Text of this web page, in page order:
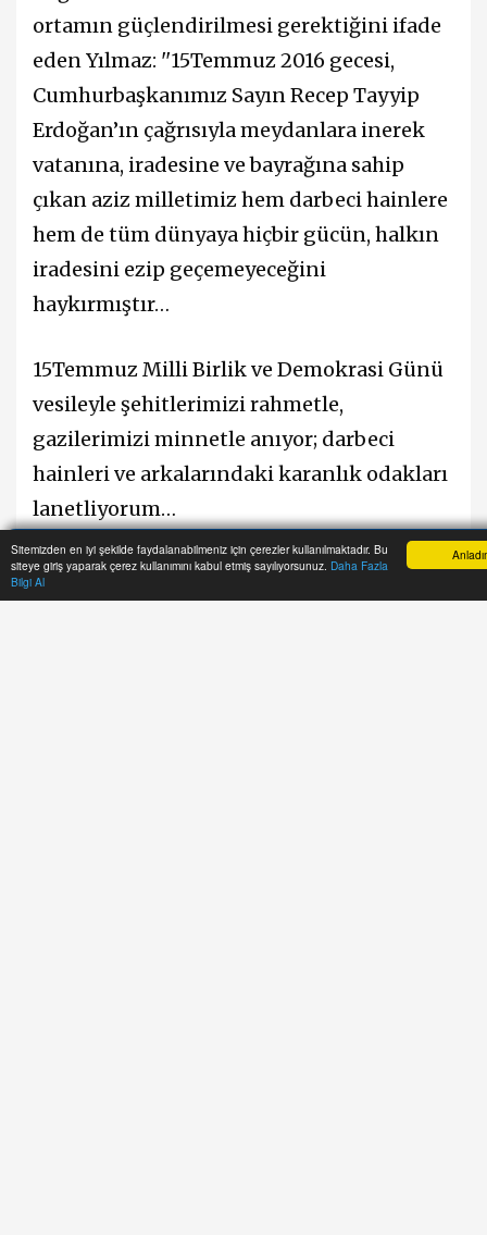
Sitemizden en iyi şekilde faydalanabilmeniz için çerezler kullanılmaktadır. Bu
siteye giriş yaparak çerez kullanımını kabul etmiş sayılıyorsunuz. Daha Fazla
Bilgi Al
ortamın güçlendirilmesi gerektiğini ifade
eden Yılmaz: ''15Temmuz 2016 gecesi,
Cumhurbaşkanımız Sayın Recep Tayyip
Erdoğan’ın çağrısıyla meydanlara inerek
vatanına, iradesine ve bayrağına sahip
çıkan aziz milletimiz hem darbeci hainlere
hem de tüm dünyaya hiçbir gücün, halkın
iradesini ezip geçemeyeceğini
haykırmıştır…
15Temmuz Milli Birlik ve Demokrasi Günü
vesileyle şehitlerimizi rahmetle,
gazilerimizi minnetle anıyor; darbeci
hainleri ve arkalarındaki karanlık odakları
lanetliyorum…
Milli birlik ve demokratik ortam içinde; iç
cephemizi güçlendirmeye, #15Temmuz
Anasayfa Yazarlar Haber Ara İhbar Hattı